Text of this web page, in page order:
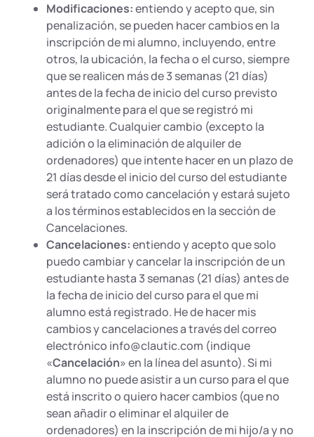
Modificaciones:entiendo y acepto que, sin
penalización, se pueden hacer cambios en la
inscripción de mi alumno, incluyendo, entre
otros, la ubicación, la fecha o el curso, siempre
que se realicen más de 3 semanas (21 días)
antes de la fecha de inicio del curso previsto
originalmente para el que se registró mi
estudiante. Cualquier cambio (excepto la
adición o la eliminación de alquiler de
ordenadores) que intente hacer en un plazo de
21 días desde el inicio del curso del estudiante
será tratado como cancelación y estará sujeto
a los términos establecidos en la sección de
Cancelaciones.
Cancelaciones:entiendo y acepto que solo
puedo cambiar y cancelar la inscripción de un
estudiante hasta 3 semanas (21 días) antes de
la fecha de inicio del curso para el que mi
alumno está registrado. He de hacer mis
cambios y cancelaciones a través del correo
electrónico info@clautic.com (indique
«Cancelación» en la línea del asunto). Si mi
alumno no puede asistir a un curso para el que
está inscrito o quiero hacer cambios (que no
sean añadir o eliminar el alquiler de
ordenadores) en la inscripción de mi hijo/a y no